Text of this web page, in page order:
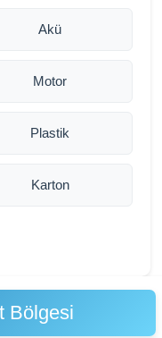
Akü
Motor
Plastik
Karton
Bölgesi